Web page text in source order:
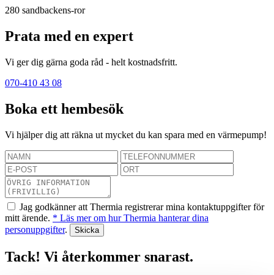
280 sandbackens-ror
Prata med en expert
Vi ger dig gärna goda råd - helt kostnadsfritt.
070-410 43 08
Boka ett hembesök
Vi hjälper dig att räkna ut mycket du kan spara med en värmepump!
Jag godkänner att Thermia registrerar mina kontaktuppgifter för
mitt ärende. * Läs mer om hur Thermia hanterar dina
personuppgifter.
Tack! Vi återkommer snarast.